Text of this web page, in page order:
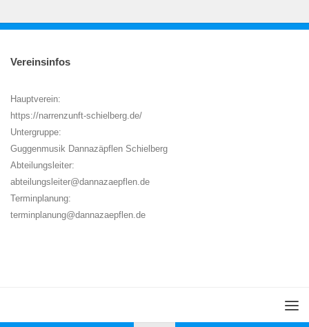
Vereinsinfos
Hauptverein:
https://narrenzunft-schielberg.de/
Untergruppe:
Guggenmusik Dannazäpflen Schielberg
Abteilungsleiter:
abteilungsleiter@dannazaepflen.de
Terminplanung:
terminplanung@dannazaepflen.de